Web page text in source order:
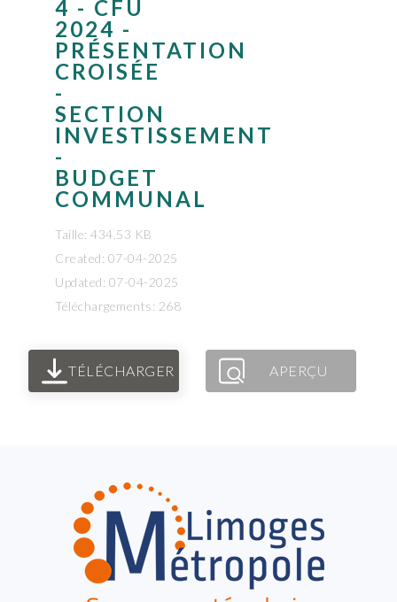
4 - CFU
2024 -
PRÉSENTATION
CROISÉE
-
SECTION
INVESTISSEMENT
-
BUDGET
COMMUNAL
Taille: 434.53 KB
Created: 07-04-2025
Updated: 07-04-2025
Téléchargements: 268
TÉLÉCHARGER APERÇU